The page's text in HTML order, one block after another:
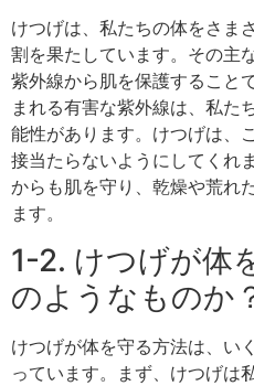
けつげは、私たちの体をさま
割を果たしています。その主
紫外線から肌を保護すること
まれる有害な紫外線は、私た
能性があります。けつげは、
接当たらないようにしてくれ
からも肌を守り、乾燥や荒れ
ます。
1-2. けつげが体
のようなものか
けつげが体を守る方法は、い
っています。まず、けつげは